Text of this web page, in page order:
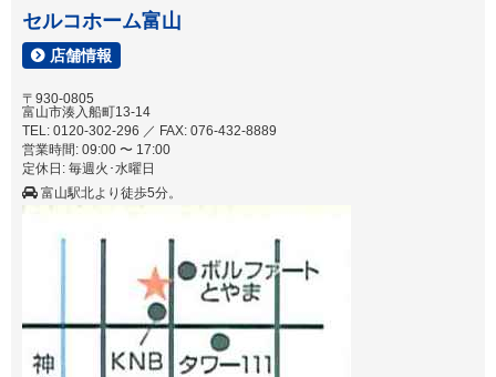
セルコホーム富山
店舗情報
〒930-0805
富山市湊入船町13-14
TEL: 0120-302-296 ／ FAX: 076-432-8889
営業時間: 09:00 〜 17:00
定休日: 毎週火･水曜日
富山駅北より徒歩5分。